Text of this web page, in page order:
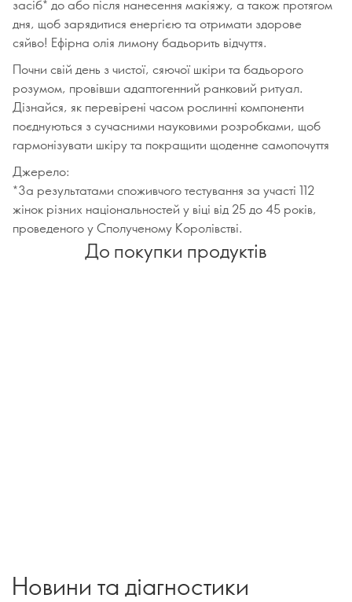
засіб* до або після нанесення макіяжу, а також протягом
дня, щоб зарядитися енергією та отримати здорове
сяйво! Ефірна олія лимону бадьорить відчуття.
Почни свій день з чистої, сяючої шкіри та бадьорого
розумом, провівши адаптогенний ранковий ритуал.
Дізнайся, як перевірені часом рослинні компоненти
поєднуються з сучасними науковими розробками, щоб
гармонізувати шкіру та покращити щоденне самопочуття
Джерело:
*За результатами споживчого тестування за участі 112
жінок різних національностей у віці від 25 до 45 років,
проведеного у Сполученому Королівстві.
До покупки продуктів
Новини та діагностики